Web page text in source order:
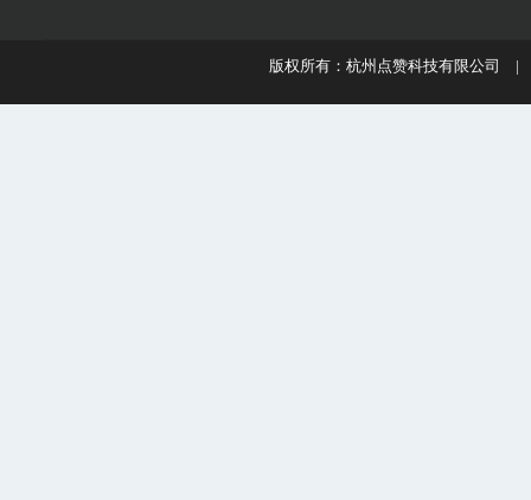
版权所有：杭州点赞科技有限公司